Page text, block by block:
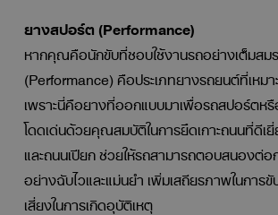
ยางสปอร์ต (Performance)
หากคุณคือนักขับที่ชอบใช้งานรถอย่างเต็มสม
(Performance) คือประเภทยางรถยนต์ที่เหม
เพราะนี่คือยางที่ออกแบบมาเพื่อรถสปอร์ตห
โดดเด่นด้วยคุณสมบัติในการยึดเกาะถนนที่ดีเ
และถนนเปียก ช่วยให้รถสามารถตอบสนองต่อ
อย่างฉับไวและแม่นยำ เพิ่มเสถียรภาพในการ
เสี่ยงในการเกิดอุบัติเหตุ